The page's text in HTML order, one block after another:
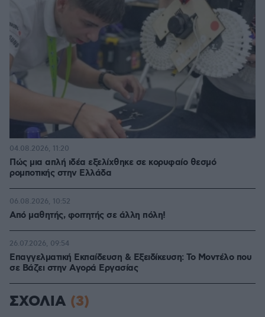
Πώς μια απλή ιδέα εξελίχθηκε σε κορυφαίο θεσμό
ρομποτικής στην Ελλάδα
04.08.2026, 11:20
Από μαθητής, φοιτητής σε άλλη πόλη!
06.08.2026, 10:52
Επαγγελματική Εκπαίδευση & Εξειδίκευση: Το Mοντέλο που
σε Bάζει στην Aγορά Eργασίας
26.07.2026, 09:54
ΣΧΟΛΙΑ (3)